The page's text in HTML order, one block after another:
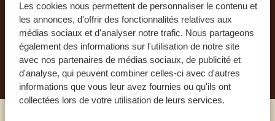
Les cookies nous permettent de personnaliser le contenu et
les annonces, d'offrir des fonctionnalités relatives aux
médias sociaux et d'analyser notre trafic. Nous partageons
également des informations sur l'utilisation de notre site
avec nos partenaires de médias sociaux, de publicité et
d'analyse, qui peuvent combiner celles-ci avec d'autres
informations que vous leur avez fournies ou qu'ils ont
collectées lors de votre utilisation de leurs services.
ENGAGEMENT
PLANIFIEZ VOTRE AVENTURE